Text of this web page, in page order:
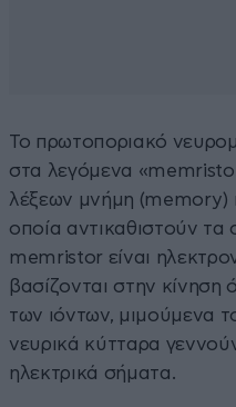
Το πρωτοποριακό
στα λεγόμενα
λέξεων μνήμη (memory)
οποία αντικαθιστούν τα
memristor είναι
βασίζονται στην κίνηση
των ιόντων, μιμούμενα
νευρικά κύτταρα
ηλεκτρικά σήματα.